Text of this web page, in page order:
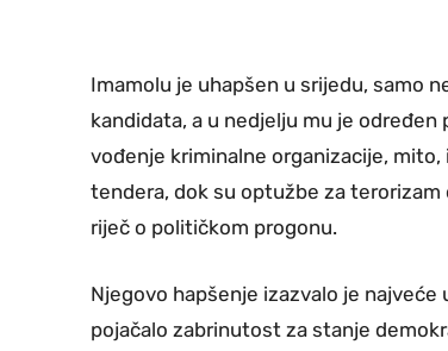
Imamolu je uhapšen u srijedu, samo
kandidata, a u nedjelju mu je
vođenje kriminalne organizacije,
tendera, dok su optužbe za
riječ o političkom progonu.
Njegovo hapšenje izazvalo je
pojačalo zabrinutost za stanje